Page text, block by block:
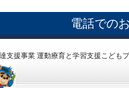
電話での
支援事業 運動療育と学習支援こども